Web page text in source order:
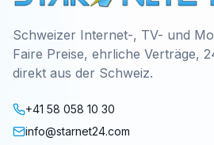
Schweizer Internet-, TV- und
Faire Preise, ehrliche Verträge,
direkt aus der Schweiz.
+41 58 058 10 30
info@starnet24.com